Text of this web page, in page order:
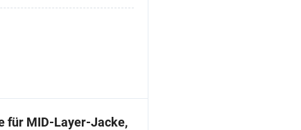
für MID-Layer-Jacke,